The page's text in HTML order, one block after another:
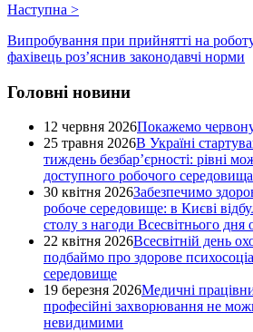
Наступна >
Випробування при прийнятті на
фахівець роз’яснив законодавчі норми
Головні новини
12 червня 2026Покажемо
25 травня 2026В Україні
тиждень безбар’єрності: рівні
доступного робочого середовища
30 квітня 2026Забезпечимо
робоче середовище: в Києві
столу з нагоди Всесвітнього дня
22 квітня 2026Всесвітній день
подбаймо про здорове
середовище
19 березня 2026Медичні
професійні захворювання не
невидимими